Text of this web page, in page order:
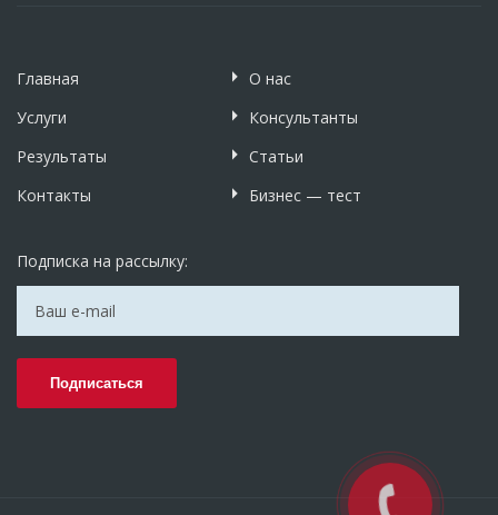
Главная
О нас
Услуги
Консультанты
Результаты
Статьи
Контакты
Бизнес — тест
Подписка на рассылку: